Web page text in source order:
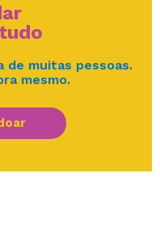
de muitas pessoas.
mesmo.